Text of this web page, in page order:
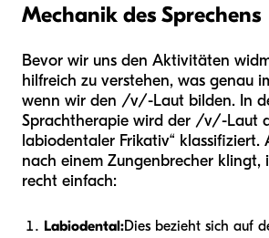
Mechanik des Sprechens
Bevor wir uns den Aktivitäten
hilfreich zu verstehen, was genau
wenn wir den /v/-Laut bilden. In
Sprachtherapie wird der /v/-Laut
labiodentaler Frikativ“ klassifiziert.
nach einem Zungenbrecher klingt,
recht einfach:
Labiodental:Dies bezieht sich auf